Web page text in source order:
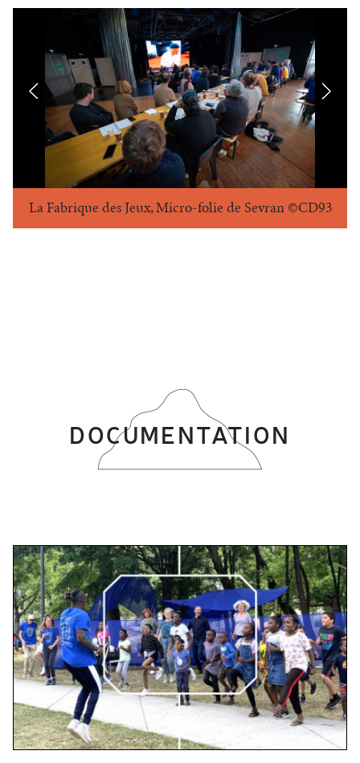
La Fabrique des Jeux, Micro-folie de Sevran ©CD93
DOCUMENTATION